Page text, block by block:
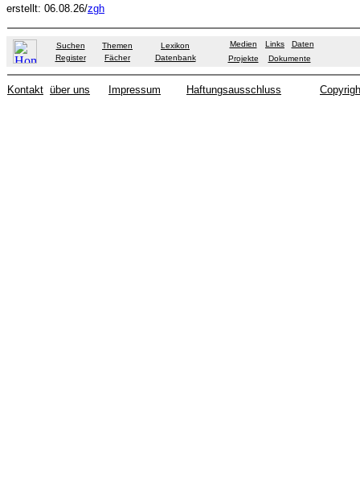
erstellt: 06.08.26/zgh
Suchen Themen
Lexikon
Register
Fächer Datenbank
Medien Links
Daten
Projekte
Dokumente
Kontakt über uns Impressum Haftungsausschluss